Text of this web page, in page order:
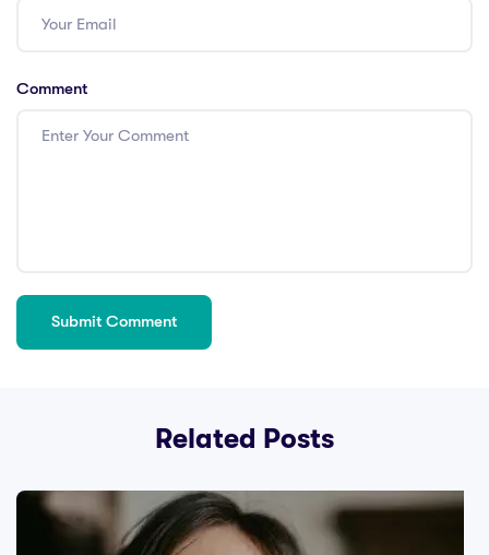
Comment
Related Posts